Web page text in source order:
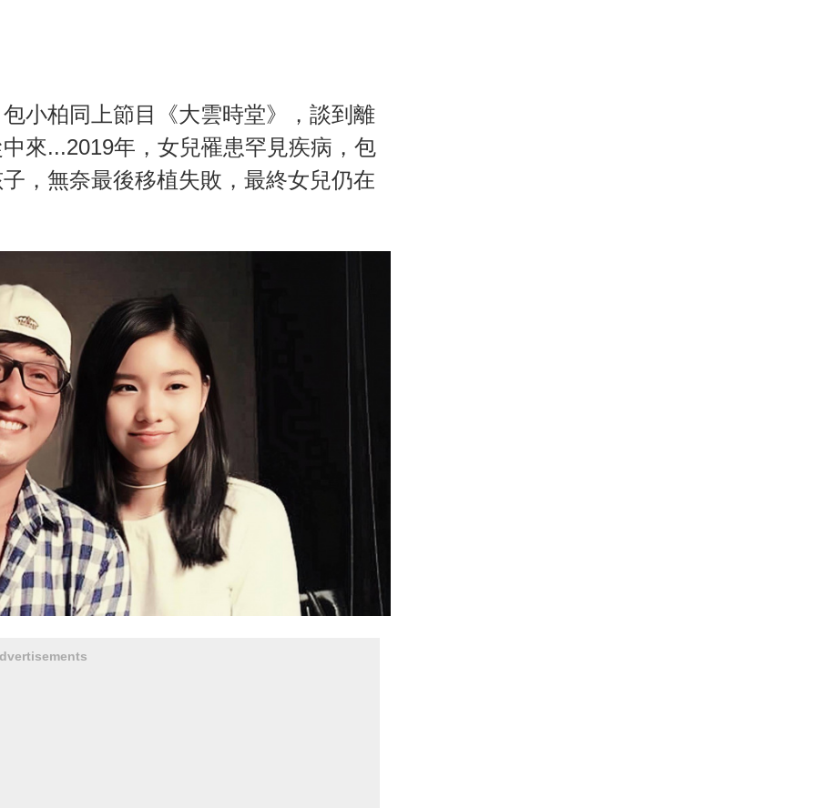
小柏同上節目《大雲時堂》，談到離
來...2019年，女兒罹患罕見疾病，包
，無奈最後移植失敗，最終女兒仍在